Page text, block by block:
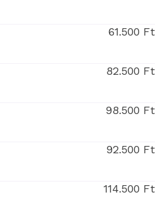
61.500 Ft
82.500 Ft
98.500 Ft
92.500 Ft
114.500 Ft